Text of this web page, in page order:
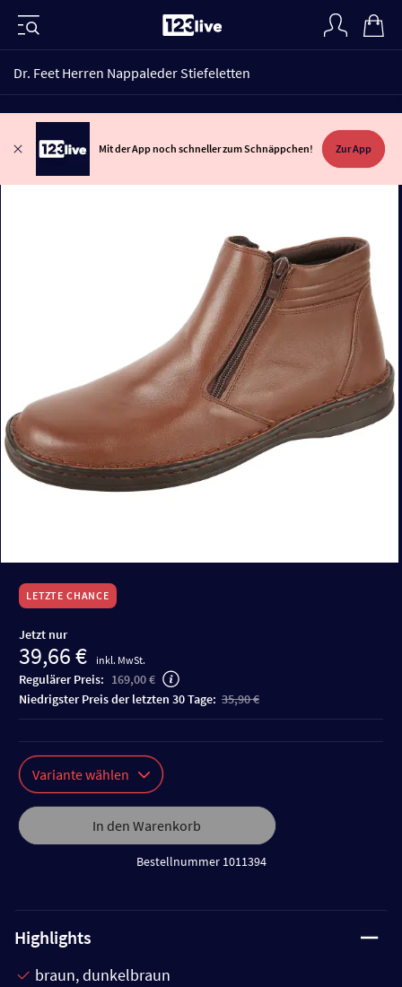
Dr. Feet Herren Nappaleder Stiefeletten
Mit der App noch schneller zum Schnäppchen! Zur App
LETZTE CHANCE
Jetzt nur
39,66 € inkl. MwSt.
Regulärer Preis: 169,00 €
niedrigster Preis der letzten 30 Tage: 35,90 €
Variante wählen
In den Warenkorb
Bestellnummer 1011394
Highlights
braun, dunkelbraun